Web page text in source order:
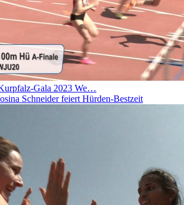
Gala 2023 We…
Schneider feiert Hürden-Bestzeit